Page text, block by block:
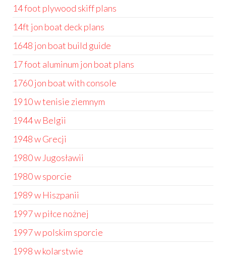
14 foot plywood skiff plans
14ft jon boat deck plans
1648 jon boat build guide
17 foot aluminum jon boat plans
1760 jon boat with console
1910 w tenisie ziemnym
1944 w Belgii
1948 w Grecji
1980 w Jugosławii
1980 w sporcie
1989 w Hiszpanii
1997 w piłce nożnej
1997 w polskim sporcie
1998 w kolarstwie